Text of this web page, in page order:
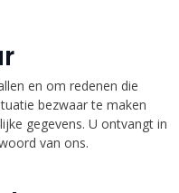
en om redenen die
bezwaar te maken
gegevens. U ontvangt in
van ons.